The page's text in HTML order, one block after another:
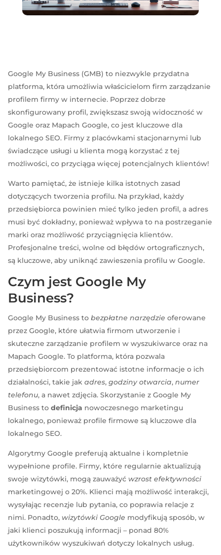
Google My Business (GMB) to niezwykle przydatna
platforma, która umożliwia właścicielom firm zarządzanie
profilem firmy w internecie. Poprzez dobrze
skonfigurowany profil, zwiększasz swoją widoczność w
Google oraz Mapach Google, co jest kluczowe dla
lokalnego SEO. Firmy z placówkami stacjonarnymi lub
świadczące usługi u klienta mogą korzystać z tej
możliwości, co przyciąga więcej potencjalnych klientów!
Warto pamiętać, że istnieje kilka istotnych zasad
dotyczących tworzenia profilu. Na przykład, każdy
przedsiębiorca powinien mieć tylko jeden profil, a adres
musi być dokładny, ponieważ wpływa to na postrzeganie
marki oraz możliwość przyciągnięcia klientów.
Profesjonalne treści, wolne od błędów ortograficznych,
są kluczowe, aby uniknąć zawieszenia profilu w Google.
Czym jest Google My
Business?
Google My Business tobezpłatne narzędzie oferowane
przez Google, które ułatwia firmom utworzenie i
skuteczne zarządzanie profilem w wyszukiwarce oraz na
Mapach Google. To platforma, która pozwala
przedsiębiorcom prezentować istotne informacje o ich
działalności, takie jakadres,godziny otwarcia,numer
telefonu, a nawet zdjęcia. Skorzystanie z Google My
Business todefinicja nowoczesnego marketingu
lokalnego, ponieważ profile firmowe są kluczowe dla
lokalnego SEO.
Algorytmy Google preferują aktualne i kompletnie
wypełnione profile. Firmy, które regularnie aktualizują
swoje wizytówki, mogą zauważyć wzrost efektywności
marketingowej o 20%. Klienci mają możliwość interakcji,
wysyłając recenzje lub pytania, co poprawia relacje z
nimi. Ponadto, wizytówki Google modyfikują sposób, w
jaki klienci poszukują informacji – ponad 80%
użytkowników wyszukiwań dotyczy lokalnych usług.